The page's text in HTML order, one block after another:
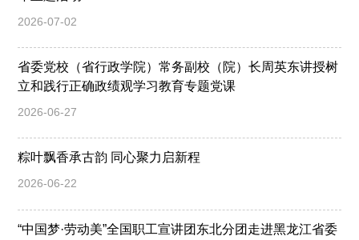
2026-07-02
省委党校（省行政学院）常务副校（院）长周英东讲授树
立和践行正确政绩观学习教育专题党课
2026-06-27
粽叶飘香承古韵 同心聚力启新程
2026-06-22
“中国梦·劳动美”全国职工宣讲团东北分团走进黑龙江省委